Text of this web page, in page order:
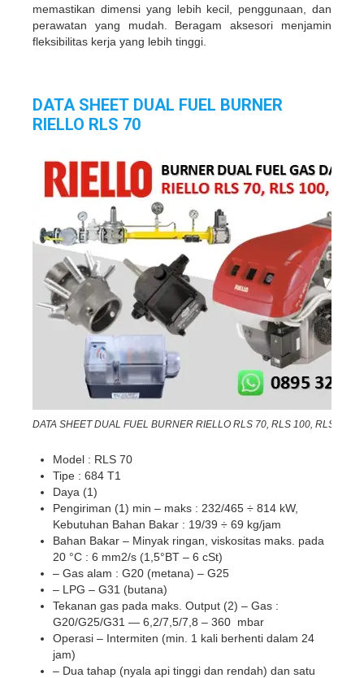
memastikan dimensi yang lebih kecil, penggunaan, dan
perawatan yang mudah. ​​Beragam aksesori menjamin
fleksibilitas kerja yang lebih tinggi.
DATA SHEET DUAL FUEL BURNER
RIELLO RLS 70
DATA SHEET DUAL FUEL BURNER RIELLO RLS 70, RLS 100, RLS 130
Model : RLS 70
Tipe : 684 T1
Daya (1)
Pengiriman (1) min – maks : 232/465 ÷ 814 kW,
Kebutuhan Bahan Bakar : 19/39 ÷ 69 kg/jam
Bahan Bakar – Minyak ringan, viskositas maks. pada
20 °C : 6 mm2/s (1,5°BT – 6 cSt)
– Gas alam : G20 (metana) – G25
– LPG – G31 (butana)
Tekanan gas pada maks. Output (2) – Gas :
G20/G25/G31 — 6,2/7,5/7,8 – 360 mbar
Operasi – Intermiten (min. 1 kali berhenti dalam 24
jam)
– Dua tahap (nyala api tinggi dan rendah) dan satu